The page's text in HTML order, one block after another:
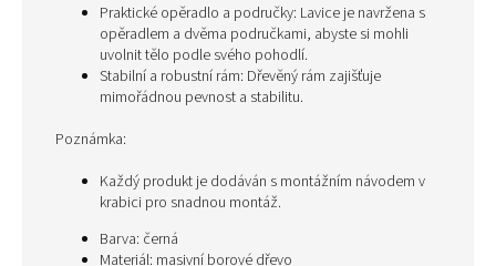
Praktické opěradlo a područky: Lavice je navržena s
opěradlem a dvěma područkami, abyste si mohli
uvolnit tělo podle svého pohodlí.
Stabilní a robustní rám: Dřevěný rám zajišťuje
mimořádnou pevnost a stabilitu.
Poznámka:
Každý produkt je dodáván s montážním návodem v
krabici pro snadnou montáž.
Barva: černá
Materiál: masivní borové dřevo